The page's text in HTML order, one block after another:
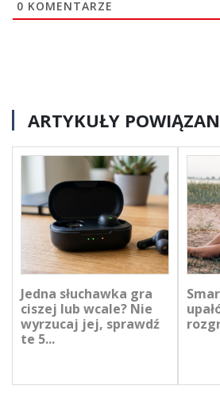
0 KOMENTARZE
ARTYKUŁY
Jedna słuchawka gra
ciszej lub wcale? Nie
wyrzucaj jej, sprawdź
te 5...